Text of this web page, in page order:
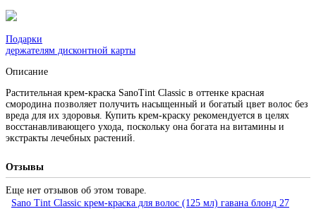
Подарки
держателям дисконтной карты
Описание
Растительная крем-краска SanoTint Classic в оттенке красная
смородина позволяет получить насыщенный и богатый цвет волос без
вреда для их здоровья. Купить крем-краску рекомендуется в целях
восстанавливающего ухода, поскольку она богата на витамины и
экстракты лечебных растений.
Отзывы
Еще нет отзывов об этом товаре.
Sano Tint Classic крем-краска для волос (125 мл) гавана блонд 27